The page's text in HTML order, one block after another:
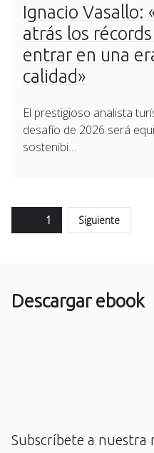
Ignacio Vasallo:
atrás los
entrar en una
calidad»
El prestigioso analista
desafío de 2026 será
sostenibi…
Paginación
de
Page1 Siguiente
Descargar ebook
Subscríbete a nuestra